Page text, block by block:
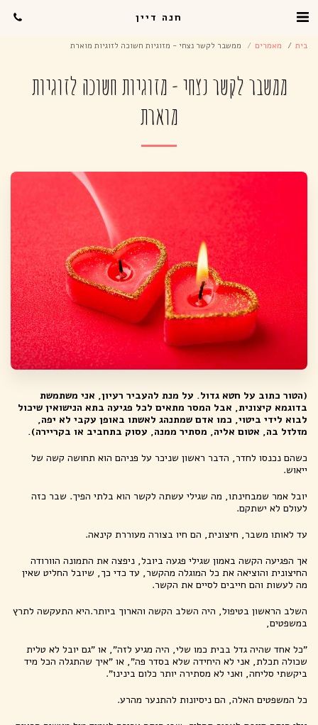
חנה דיין
בית מאמרים ממשבר לקשר נצחי - מזוגיות חשוכה לזוגיות מוארת
ממשבר לקשר נצחי - מזוגיות חשוכה לזוגיות
מוארת
(הטור כתוב על חטא גדול. על מנת להעביר רעיון, אני משתמשת
בדוגמא קיצונית, אבל המסר מתאים לכל פגיעה בתא הנישואין שיכול
לבוא לידי ביטוי, כמו אדם שמתנהג לאשתו באופן עקבי לא יפה,
מזלזל בה, אטום אליה, מסתיר ממנה, עסוק בתחביב או בקריירה).
כשהם נכנסו לחדר, הדבר ראשון שניכר על פניהם הוא תחושה קשה של
ייאוש.
יובל אמר שמבחינתו, מה שגילי עשתה לקשר הוא בלתי הפיך. שבר כזה
לעולם לא ישתקם.
עד לאותו משבר, חיצונית, הם חיו בצורה מעוררת קינאה.
אך הפגיעה הקשה באמון שגילי פגעה ביובל, ניפצה את התמונה הוורודה
החיצונית והוציאה את כל המוגלה מהקשר, עד כדי כך, שיובל החליט שאין
מה לעשות והם חייבים לסיים את הקשר.
השלב הראשון בטיפול, היה השלב הקשה והארוך ביותר.היא התעקשה לתרץ
במשפטים,
"כל אחד שהיה גדל בבית כמו שלי, היה מגיע לזה", או "גם יובל לא טלית
שכולה תכלת, אני לא היחידה שלא בסדר פה", או "איך שהתגלה הכל מיד
ביקשתי סליחה, ואני לא מסתירה יותר כלום בינינו".
כל המשפטים האלה, הם ניסיונות להתנער מהרע.